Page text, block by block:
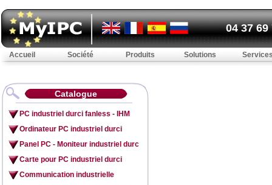
Catalogue
PC industriel durci fanless - IHM
Ordinateur PC industriel durci
Panel PC - Moniteur industriel durc
Carte pour PC industriel durci
Communication industrielle
Accueil Société Produits Solutions
04 37 69